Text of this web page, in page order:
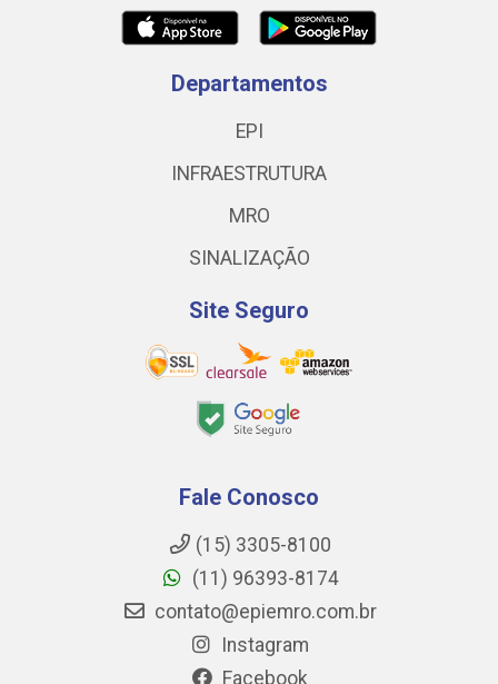
Departamentos
EPI
INFRAESTRUTURA
MRO
SINALIZAÇÃO
Site Seguro
Fale Conosco
(15) 3305-8100
(11) 96393-8174
contato@epiemro.com.br
Instagram
Facebook